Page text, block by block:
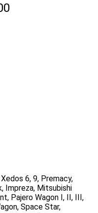
6, 9, Premacy,
Impreza, Mitsubishi
Pajero Wagon I, II, III,
Space Star,